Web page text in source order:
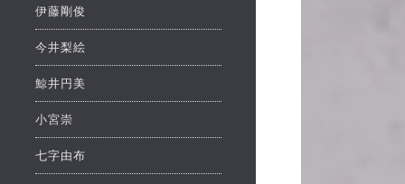
伊藤剛俊
今井梨絵
鯨井円美
小宮崇
七字由布